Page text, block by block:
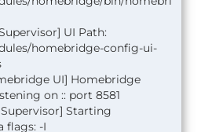
Supervisor] UI Path:
homebridge-config-ui-
UI] Homebridge
on :: port 8581
Supervisor] Starting
flags: -I